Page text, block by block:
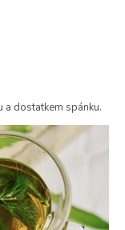
a dostatkem spánku.